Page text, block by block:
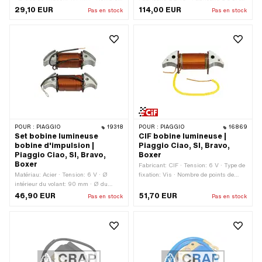
de points de fixation: 2 pcs · Champ
29,10 EUR Pas en stock
· Fabricant: NGK · Fabricant: swiing®
114,00 EUR Pas en stock
POUR : PIAGGIO 19318
Set bobine lumineuse
bobine d'impulsion |
Piaggio Ciao, SI, Bravo,
Boxer
Matériau: Acier · Tension: 6 V · Ø
intérieur du volant: 90 mm · Ø du
câble: 0.8 mm · Tension de la bobine
46,90 EUR Pas en stock
POUR : PIAGGIO 16869
CIF bobine lumineuse |
Piaggio Ciao, SI, Bravo,
Boxer
Fabricant: CIF · Tension: 6 V · Type de
fixation: Vis · Nombre de points de
Original · Champ d'application:
51,70 EUR Pas en stock